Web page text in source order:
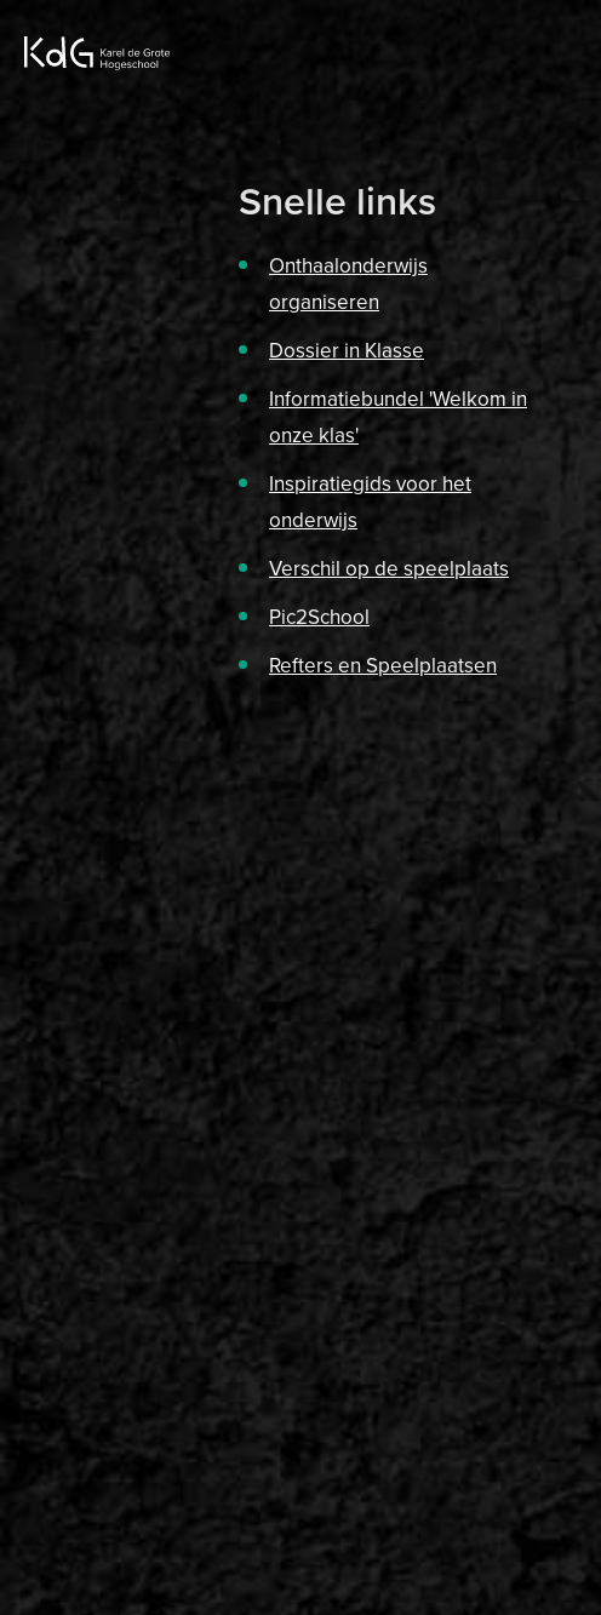
Snelle links
Onthaalonderwijs
organiseren
Dossier in Klasse
Informatiebundel 'Welkom in
onze klas'
Inspiratiegids voor het
onderwijs
Verschil op de speelplaats
Pic2School
Refters en Speelplaatsen